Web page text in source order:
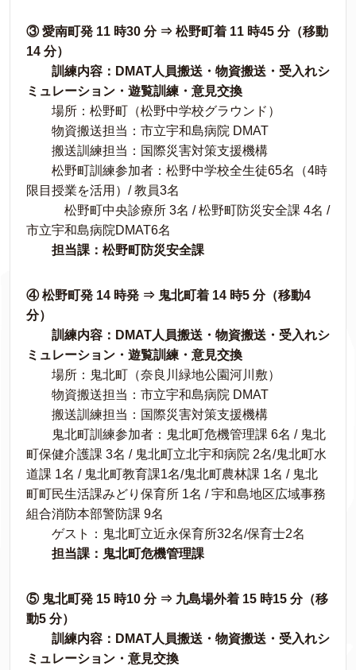
③ 愛南町発 11 時30 分 ⇒ 松野町着 11 時45 分（移動
14 分）
訓練内容：DMAT人員搬送・物資搬送・受入れシ
ミュレーション・遊覧訓練・意見交換
場所：松野町（松野中学校グラウンド）
物資搬送担当：市立宇和島病院 DMAT
搬送訓練担当：国際災害対策支援機構
松野町訓練参加者：松野中学校全生徒65名（4時
限目授業を活用）/ 教員3名
松野町中央診療所 3名 / 松野町防災安全課 4名 /
市立宇和島病院DMAT6名
担当課：松野町防災安全課
④ 松野町発 14 時発 ⇒ 鬼北町着 14 時5 分（移動4
分）
訓練内容：DMAT人員搬送・物資搬送・受入れシ
ミュレーション・遊覧訓練・意見交換
場所：鬼北町（奈良川緑地公園河川敷）
物資搬送担当：市立宇和島病院 DMAT
搬送訓練担当：国際災害対策支援機構
鬼北町訓練参加者：鬼北町危機管理課 6名 / 鬼北
町保健介護課 3名 / 鬼北町立北宇和病院 2名/鬼北町水
道課 1名 / 鬼北町教育課1名/鬼北町農林課 1名 / 鬼北
町町民生活課みどり保育所 1名 / 宇和島地区広域事務
組合消防本部警防課 9名
ゲスト：鬼北町立近永保育所32名/保育士2名
担当課：鬼北町危機管理課
⑤ 鬼北町発 15 時10 分 ⇒ 九島場外着 15 時15 分（移
動5 分）
訓練内容：DMAT人員搬送・物資搬送・受入れシ
ミュレーション・意見交換